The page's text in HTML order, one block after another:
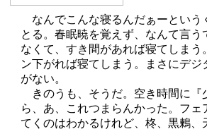
なんでこんな寝るんだぁーという
とる。春眠暁を覚えず、なんて言
なくて、すき間があれば寝てしま
ン下がれば寝てしまう。まさにデ
がない。
きのうも、そうだ。空き時間に『
ら、あ、これつまらんかった。フ
てくのはわかるけれど、柊、黒鶫、